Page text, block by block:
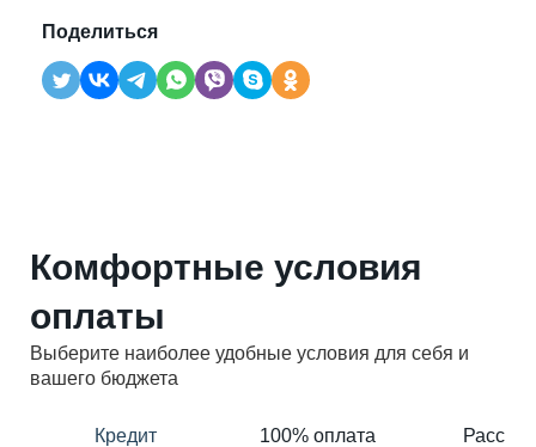
Поделиться
Комфортные условия
оплаты
Выберите наиболее удобные условия для себя и
вашего бюджета
Кредит 100% оплата